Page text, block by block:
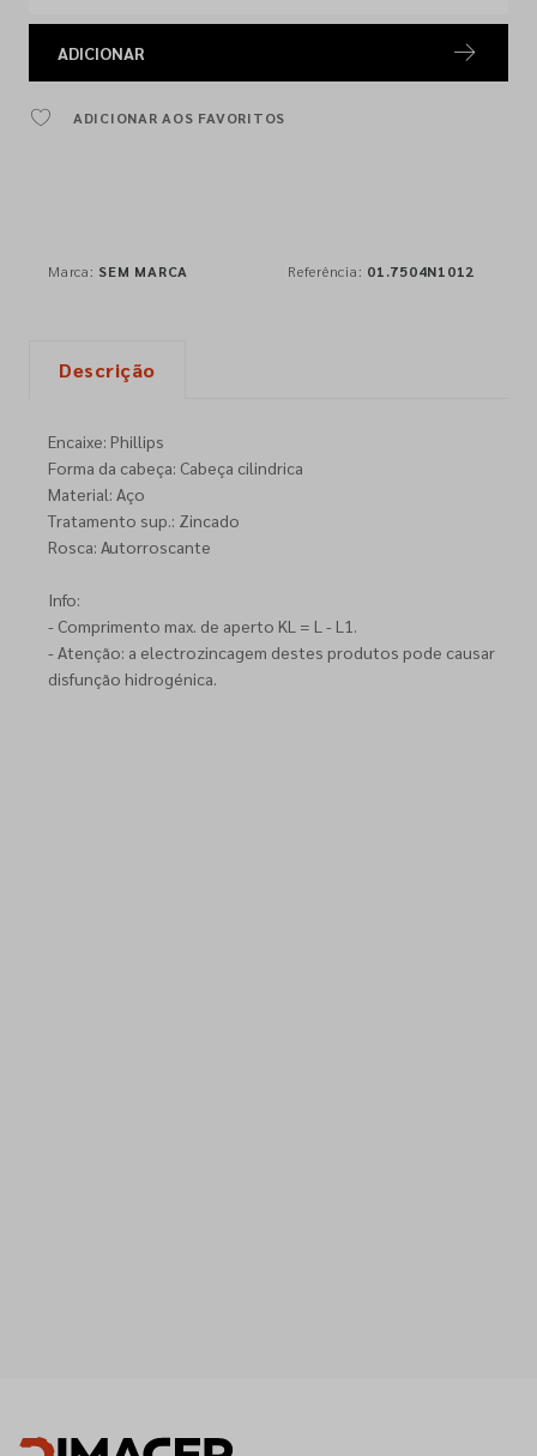
ADICIONAR
ADICIONAR AOS FAVORITOS
Marca: SEM MARCA Referência: 01.7504N1012
Descrição
Encaixe: Phillips
Forma da cabeça: Cabeça cilindrica
Material: Aço
Tratamento sup.: Zincado
Rosca: Autorroscante
Info:
- Comprimento max. de aperto KL = L - L1.
- Atenção: a electrozincagem destes produtos pode causar
disfunção hidrogénica.